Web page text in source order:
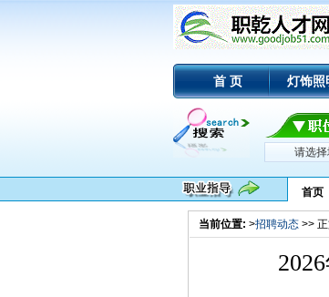
首 页 灯饰照
首页
当前位置: >招聘动态>> 正